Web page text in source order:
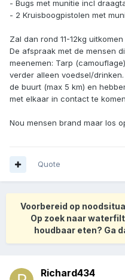
- Bugs met munitie incl
- 2 Kruisboogpistolen met
Zal dan rond 11-12kg
De afspraak met de mensen
meenemen: Tarp
verder alleen voedsel/
de buurt (max 5 km) en
met elkaar in contact te
Nou mensen brand maar los
Quote
Voorbereid op
Op zoek naar
houdbaar eten? Ga
Richard434